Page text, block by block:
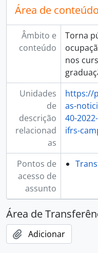
Área de
Âmbito e
conteúdo
Torna
nos
Unidades
de
descrição
relacionad
as
https://
as-
40-
ifrs-
Pontos de
acesso de
assunto
Área de
Adicionar